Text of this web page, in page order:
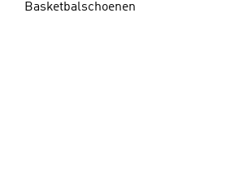
Basketbalschoenen